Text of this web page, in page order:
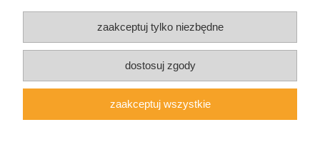
Pomoc
Moje konto
zaakceptuj tylko niezbędne
dostosuj zgody
zaakceptuj wszystkie